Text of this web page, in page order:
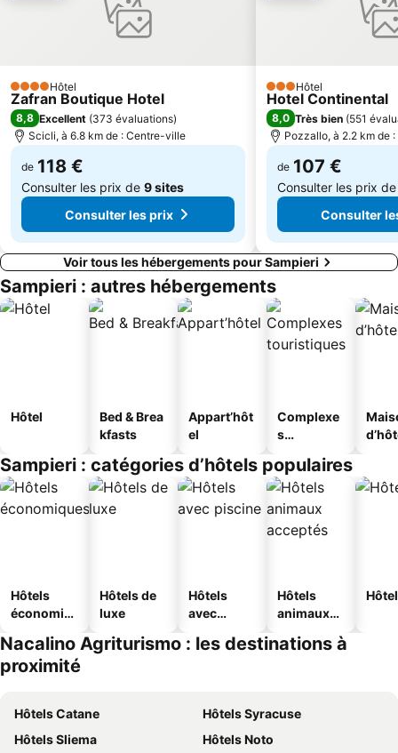
4 ÉtoilesHôtel
Zafran Boutique Hotel
8,8 Excellent (373 évaluations)
Scicli, à 6.8 km de : Centre-ville
de 118 €
Consulter les prix de 9 sites
Consulter les prix
3 Étoiles
Hôtel
Hotel Continental
8,0 Très bien (551
Pozzallo, à 2.2 km de
de 107 €
Consulter les prix
Consulter
Voir tous les hébergements pour Sampieri
Sampieri : autres hébergements
Hôtel
Bed & Brea
kfasts
Appart’hôt
el
Complexe
s
s
Sampieri : catégories d’hôtels populaires
Hôtels
économiq
Hôtels de
luxe
Hôtels
avec
Hôtels
animaux
Nacalino Agriturismo : les destinations à
proximité
Hôtels Catane
Hôtels Syracuse
Hôtels Sliema
Hôtels Noto